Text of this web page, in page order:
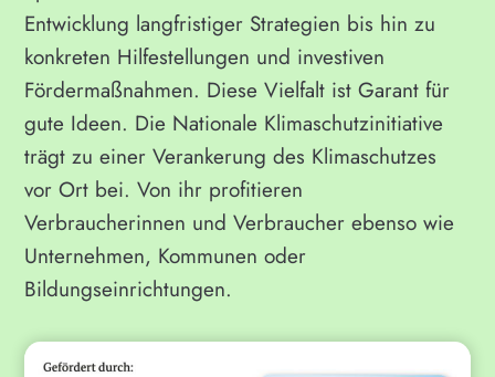
Entwicklung langfristiger Strategien bis hin zu
konkreten Hilfestellungen und investiven
Fördermaßnahmen. Diese Vielfalt ist Garant für
gute Ideen. Die Nationale Klimaschutzinitiative
trägt zu einer Verankerung des Klimaschutzes
vor Ort bei. Von ihr profitieren
Verbraucherinnen und Verbraucher ebenso wie
Unternehmen, Kommunen oder
Bildungseinrichtungen.